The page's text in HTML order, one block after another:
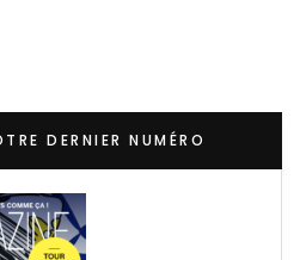
DERNIER NUMÉRO